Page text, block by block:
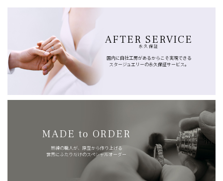
AFTER SERVICE
永久保証
国内に自社工房があるからこそ実現できる
スタージュエリーの永久保証サービス。
MADE to ORDER
熟練の職人が、原型から作り上げる
世界にふたりだけのスペシャルオーダー